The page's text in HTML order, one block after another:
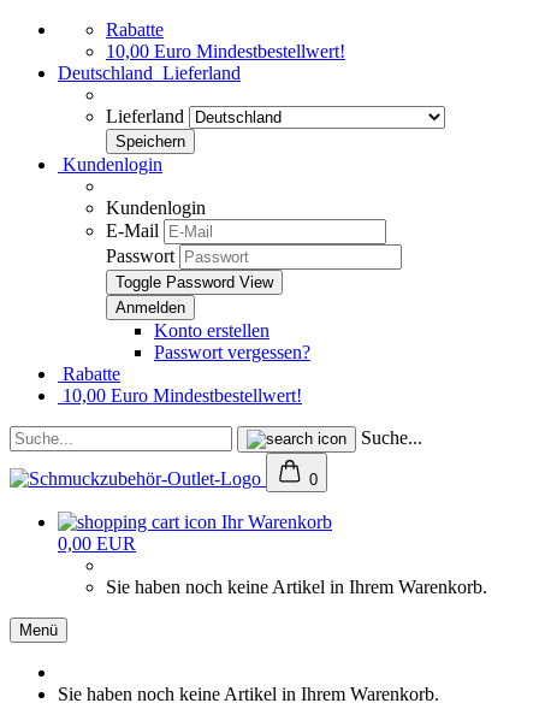
Rabatte
10,00 Euro Mindestbestellwert!
Deutschland Lieferland
Lieferland
Kundenlogin
Kundenlogin
E-Mail
Passwort
Toggle Password View
Konto erstellen
Passwort vergessen?
Rabatte
10,00 Euro Mindestbestellwert!
Suche...
0
Ihr Warenkorb
0,00 EUR
Sie haben noch keine Artikel in Ihrem Warenkorb.
Menü
Sie haben noch keine Artikel in Ihrem Warenkorb.